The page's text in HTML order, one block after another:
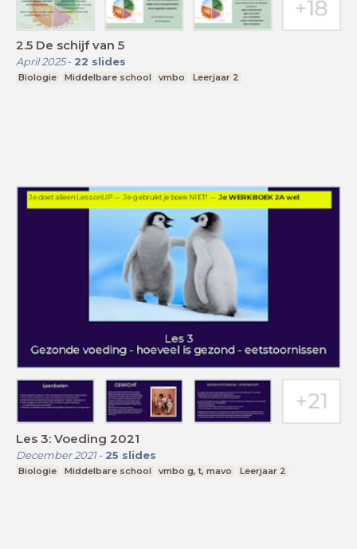
2.5 De schijf van 5
April 2025- 22 slides
Biologie Middelbare school vmbo Leerjaar 2
Les 3: Voeding 2021
December 2021- 25 slides
Biologie Middelbare school vmbo g, t, mavo Leerjaar 2